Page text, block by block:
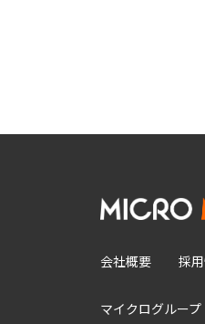
会社概要 採
マイクログループ